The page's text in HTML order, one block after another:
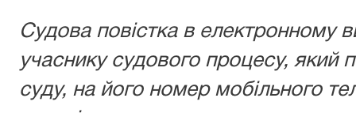
Судова повістка в електронному
учаснику судового процесу, який
суду, на його номер мобільного